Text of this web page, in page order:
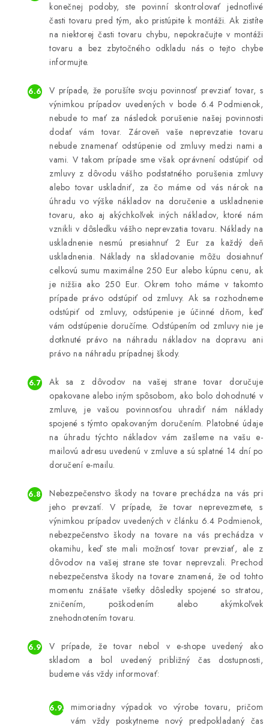
konečnej podoby, ste povinní skontrolovať jednotlivé
časti tovaru pred tým, ako pristúpite k montáži. Ak zistíte
na niektorej časti tovaru chybu, nepokračujte v montáži
tovaru a bez zbytočného odkladu nás o tejto chybe
informujte.
V prípade, že porušíte svoju povinnosť prevziať tovar, s
výnimkou prípadov uvedených v bode 6.4 Podmienok,
nebude to mať za následok porušenie našej povinnosti
dodať vám tovar. Zároveň vaše neprevzatie tovaru
nebude znamenať odstúpenie od zmluvy medzi nami a
vami. V takom prípade sme však oprávnení odstúpiť od
zmluvy z dôvodu vášho podstatného porušenia zmluvy
alebo tovar uskladniť, za čo máme od vás nárok na
úhradu vo výške nákladov na doručenie a uskladnenie
tovaru, ako aj akýchkoľvek iných nákladov, ktoré nám
vznikli v dôsledku vášho neprevzatia tovaru. Náklady na
uskladnenie nesmú presiahnuť 2 Eur za každý deň
uskladnenia. Náklady na skladovanie môžu dosiahnuť
celkovú sumu maximálne 250 Eur alebo kúpnu cenu, ak
je nižšia ako 250 Eur. Okrem toho máme v takomto
prípade právo odstúpiť od zmluvy. Ak sa rozhodneme
odstúpiť od zmluvy, odstúpenie je účinné dňom, keď
vám odstúpenie doručíme. Odstúpením od zmluvy nie je
dotknuté právo na náhradu nákladov na dopravu ani
právo na náhradu prípadnej škody.
Ak sa z dôvodov na vašej strane tovar doručuje
opakovane alebo iným spôsobom, ako bolo dohodnuté v
zmluve, je vašou povinnosťou uhradiť nám náklady
spojené s týmto opakovaným doručením. Platobné údaje
na úhradu týchto nákladov vám zašleme na vašu e-
mailovú adresu uvedenú v zmluve a sú splatné 14 dní po
doručení e-mailu.
Nebezpečenstvo škody na tovare prechádza na vás pri
jeho prevzatí. V prípade, že tovar neprevezmete, s
výnimkou prípadov uvedených v článku 6.4 Podmienok,
nebezpečenstvo škody na tovare na vás prechádza v
okamihu, keď ste mali možnosť tovar prevziať, ale z
dôvodov na vašej strane ste tovar neprevzali. Prechod
nebezpečenstva škody na tovare znamená, že od tohto
momentu znášate všetky dôsledky spojené so stratou,
zničením, poškodením alebo akýmkoľvek
znehodnotením tovaru.
V prípade, že tovar nebol v e-shope uvedený ako
skladom a bol uvedený približný čas dostupnosti,
budeme vás vždy informovať:
mimoriadny výpadok vo výrobe tovaru, pričom
vám vždy poskytneme nový predpokladaný čas